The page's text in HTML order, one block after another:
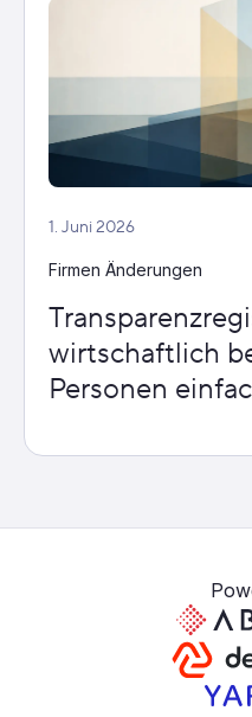
1. Juni 2026
Firmen Änderungen
wirtschaftlich
Personen